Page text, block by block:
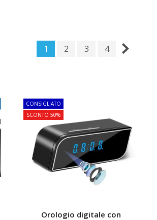
1 2 3 4
CONSIGLIATO
SCONTO 50%
Orologio digitale con